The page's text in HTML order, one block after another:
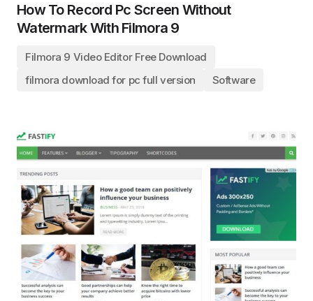
How To Record Pc Screen Without
Watermark With Filmora 9
Filmora 9 Video Editor Free Download
filmora download for pc full version
Software